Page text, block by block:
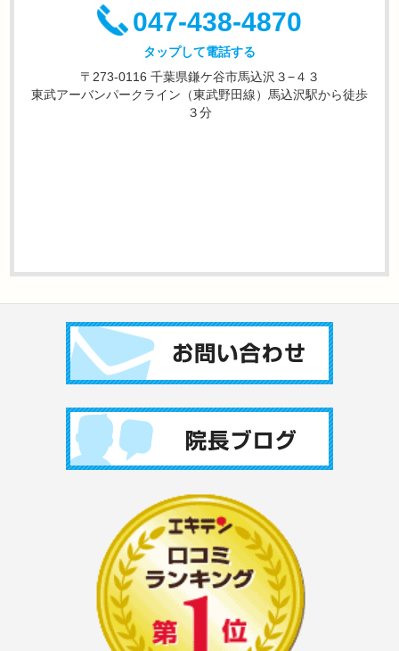
047-438-4870
タップして電話する
〒273-0116 千葉県鎌ケ谷市馬込沢３−４３
東武アーバンパークライン（東武野田線）馬込沢駅から徒歩
３分